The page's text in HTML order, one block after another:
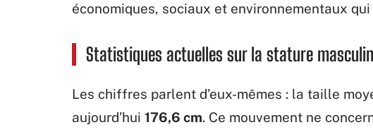
économiques, sociaux et environnementaux
Statistiques actuelles sur la stature
Les chiffres parlent d’eux-mêmes : la taille
aujourd’hui 176,6 cm. Ce mouvement ne